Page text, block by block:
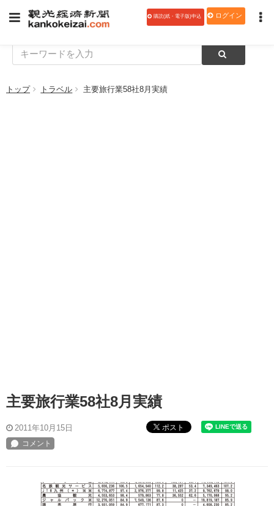
購読(紙・電子版)申込 ログイン
トップ トラベル 主要旅行業58社8月実績
主要旅行業58社8月実績
2011年10月15日 ポスト